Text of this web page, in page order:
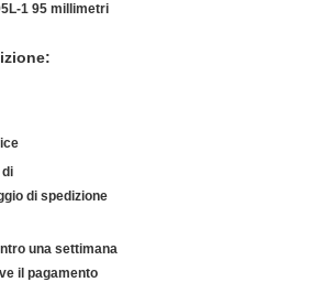
1 95 millimetri
di spedizione
una settimana
il pagamento